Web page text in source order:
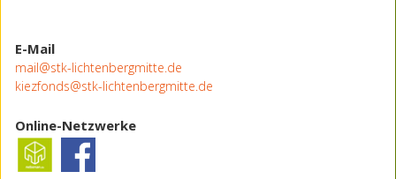
E-Mail
mail@stk-lichtenbergmitte.de
kiezfonds@stk-lichtenbergmitte.de
Online-Netzwerke